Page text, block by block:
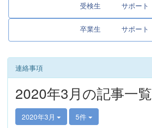
受検生 サポート
卒業生 サポート
連絡事項
2020年3月の記事一覧
2020年3月 5件